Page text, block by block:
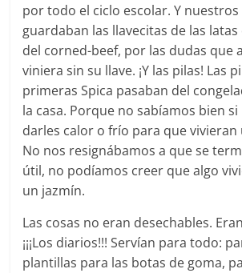
por todo el ciclo escolar. Y nuestros
guardaban las llavecitas de las
del corned-beef, por las dudas que
viniera sin su llave. ¡Y las pilas! Las
primeras Spica pasaban del
la casa. Porque no sabíamos bien
darles calor o frío para que vivieran
No nos resignábamos a que se
útil, no podíamos creer que algo
un jazmín.
Las cosas no eran desechables.
¡¡¡Los diarios!!! Servían para todo:
plantillas para las botas de goma,